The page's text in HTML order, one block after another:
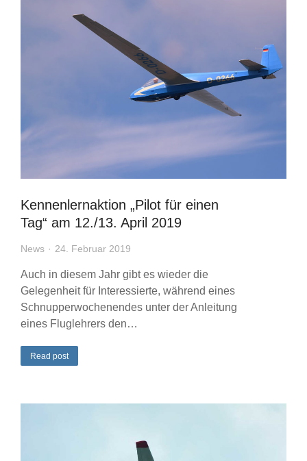
Kennenlernaktion „Pilot für einen
Tag“ am 12./13. April 2019
News 24. Februar 2019
Auch in diesem Jahr gibt es wieder die
Gelegenheit für Interessierte, während eines
Schnupperwochenendes unter der Anleitung
eines Fluglehrers den…
Read post